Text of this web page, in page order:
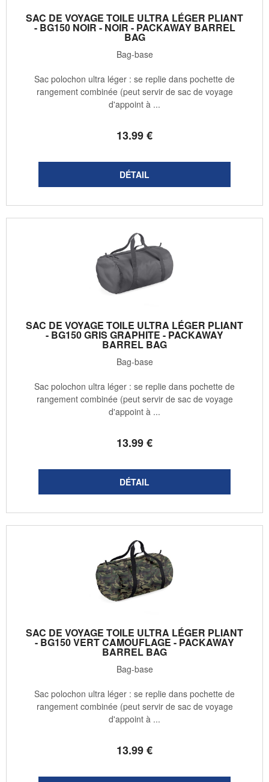
SAC DE VOYAGE TOILE ULTRA LÉGER PLIANT
- BG150 NOIR - NOIR - PACKAWAY BARREL
BAG
Bag-base
13.99€
Sac polochon ultra léger : se replie dans pochette de
rangement combinée (peut servir de sac de voyage
d'appoint à ...
SAC DE VOYAGE TOILE ULTRA LÉGER PLIANT
- BG150 GRIS GRAPHITE - PACKAWAY
BARREL BAG
Bag-base
13.99€
Sac polochon ultra léger : se replie dans pochette de
rangement combinée (peut servir de sac de voyage
d'appoint à ...
SAC DE VOYAGE TOILE ULTRA LÉGER PLIANT
- BG150 VERT CAMOUFLAGE - PACKAWAY
BARREL BAG
Bag-base
13.99€
Sac polochon ultra léger : se replie dans pochette de
rangement combinée (peut servir de sac de voyage
d'appoint à ...